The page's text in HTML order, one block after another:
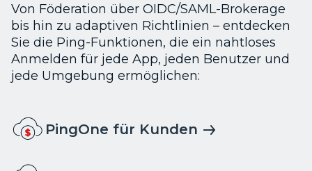
Von Föderation über OIDC/SAML-Brokerage
bis hin zu adaptiven Richtlinien – entdecken
Sie die Ping-Funktionen, die ein nahtloses
Anmelden für jede App, jeden Benutzer und
jede Umgebung ermöglichen:
PingOne für Kunden